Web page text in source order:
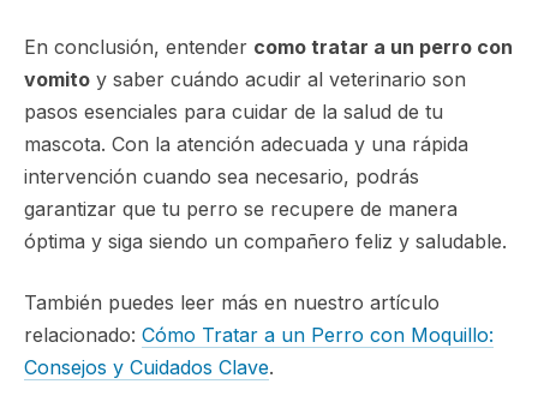
En conclusión, entender como tratar a un perro con
vomito y saber cuándo acudir al veterinario son
pasos esenciales para cuidar de la salud de tu
mascota. Con la atención adecuada y una rápida
intervención cuando sea necesario, podrás
garantizar que tu perro se recupere de manera
óptima y siga siendo un compañero feliz y saludable.
También puedes leer más en nuestro artículo
relacionado: Cómo Tratar a un Perro con Moquillo:
Consejos y Cuidados Clave.